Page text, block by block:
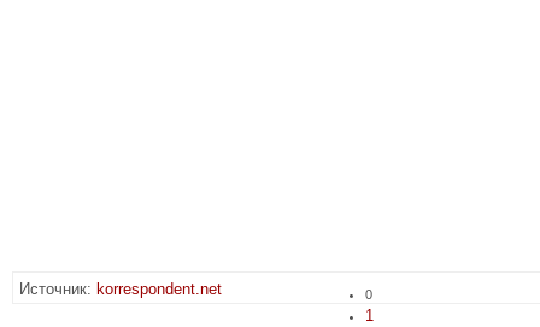
Источник: korrespondent.net 0
1